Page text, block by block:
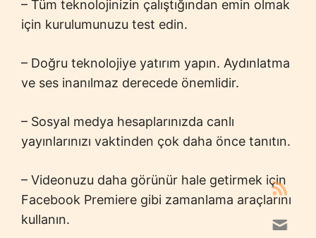
– Tüm teknolojinizin çalıştığından emin olmak
için kurulumunuzu test edin.
– Doğru teknolojiye yatırım yapın. Aydınlatma
ve ses inanılmaz derecede önemlidir.
– Sosyal medya hesaplarınızda canlı
yayınlarınızı vaktinden çok daha önce tanıtın.
– Videonuzu daha görünür hale getirmek için
Facebook Premiere gibi zamanlama araçlarını
kullanın.